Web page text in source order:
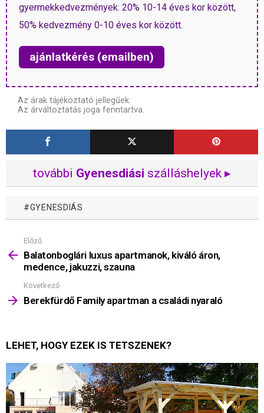
gyermekkedvezmények: 20% 10-14 éves kor között,
50% kedvezmény 0-10 éves kor között.
ajánlatkérés (emailben)
Az árak tájékoztató jellegűek.
Az árváltoztatás joga fenntartva.
további Gyenesdiási szálláshelyek ▸
GYENESDIÁS
Mutass
többet
Előző
Balatonboglári luxus apartmanok, kiváló áron,
medence, jakuzzi, szauna
Következő
Berekfürdő Family apartman a családi nyaraló
LEHET, HOGY EZEK IS TETSZENEK?